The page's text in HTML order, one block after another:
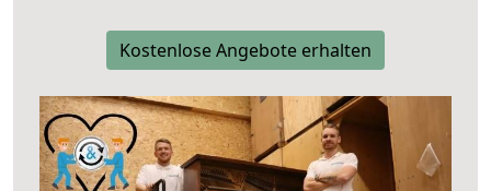
Kostenlose Angebote erhalten